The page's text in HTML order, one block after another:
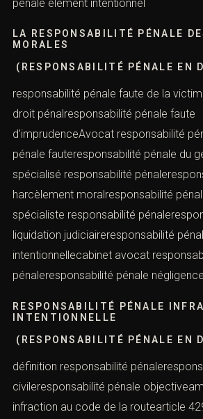
pénale élément intentionnel
LA RESPONSABILITÉ PÉNALE
MORALES
(RESPONSABILITÉ PÉNALE EN
responsabilité pénale faute de la
droit pénalresponsabilité pénale faute
d’imprudenceAvocat responsabilité
pénale fauteresponsabilité pénale du
spécialisé responsabilité
harcèlement moralresponsabilité
spécialiste responsabilité
liquidation judiciaireresponsabilité
intentionnellecabinet avocat
pénaleresponsabilité pénale
RESPONSABILITÉ PÉNALE
INTENTIONNELLE
(RESPONSABILITÉ PÉNALE EN
définition responsabilité
civileresponsabilité pénale
infraction au code de la routearticle